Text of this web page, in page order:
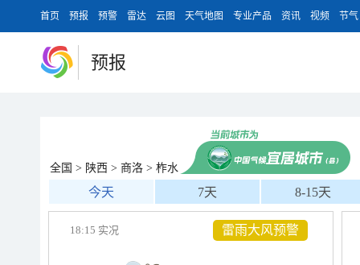
首页 预报 预警 雷达 云图 天气地图 专业产品 资讯 视频 节气
预报
全国 > 陕西 > 商洛 > 柞水
今天 7天 8-15天
雷雨大风预警
18:15 实况